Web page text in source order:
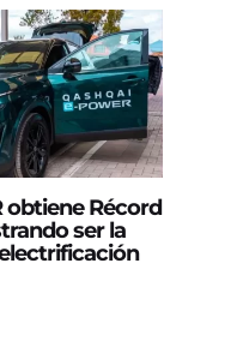
obtiene Récord
ser la